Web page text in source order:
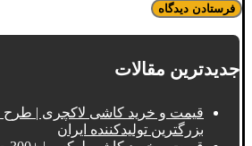
جدیدترین مقالات
قیمت و خرید کاشی لاکچری | طرح
بزرگترین تولیدکننده ایران